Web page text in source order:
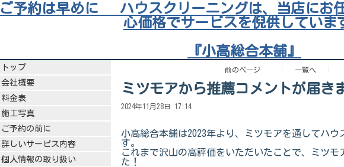
ご予約は早めに ハウスクリーニングは、当店にお
心価格でサービスを倪供していま
『小高総合本舗』
前のページ 一覧へ
ミツモアから推薦コメントが届き
2024年11月28日 17:14
小高総合本舗は2023年より、ミツモアを通してハ
す。
これまで沢山の高評価をいただいたことで、ミツ
た！
トップ
会社概要
料金表
施工写真
ご予約の前に
詳しいサービス内容
個人情報の取り扱い